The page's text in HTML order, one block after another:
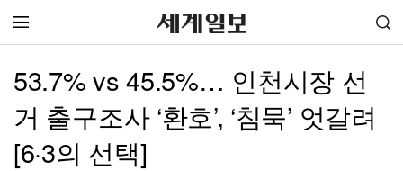
53.7% vs 45.5%… 인천시장 선
거 출구조사 ‘환호’, ‘침묵’ 엇갈려
[6·3의 선택]